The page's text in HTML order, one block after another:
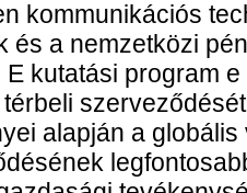
kommunikációs
és a nemzetközi
kutatási program
alapján a